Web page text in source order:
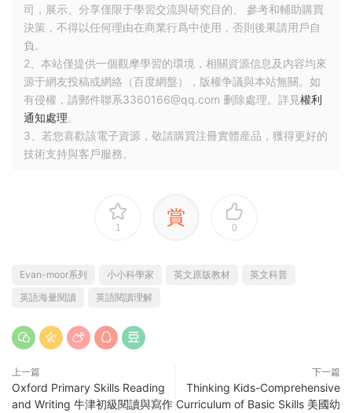
司，展示、分享僅限于學習交流與研究目的、 參考和輔助購買
決策，不得以任何理由在商業行爲中使用，否則後果請用戶自
負。
2、本站僅提供一個觀摩學習的環境，相關資源信息及内容均來
源于網友投稿或網絡（百度網盤），版權争議與本站無關。如
有侵權，請郵件聯系3360166@qq.com 删除處理。詳見權利
通知處理。
3、若您喜歡該電子資源，敬請購買注冊實體産品，獲得更好的
技術支持與客戶服務。
1 賞 0
Evan-moor系列 小小科學家 英文原版教材
英文科普
英語海量閱讀
英語閱讀理解
上一篇
Oxford Primary Skills Reading
and Writing 牛津初級閱讀與寫作
下一篇
Thinking Kids-Comprehensive
Curriculum of Basic Skills 美國幼